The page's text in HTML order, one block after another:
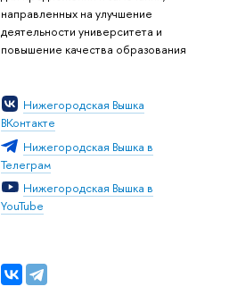
направленных на улучшение
деятельности университета и
повышение качества образования
Нижегородская Вышка
ВКонтакте
Нижегородская Вышка в
Телеграм
Нижегородская Вышка в
YouTube